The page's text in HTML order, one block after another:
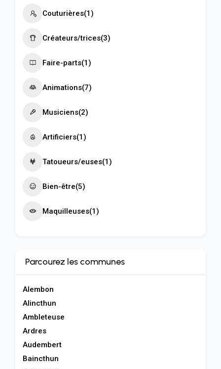
Couturières(1)
Créateurs/trices(3)
Faire-parts(1)
Animations(7)
Musiciens(2)
Artificiers(1)
Tatoueurs/euses(1)
Bien-être(5)
Maquilleuses(1)
Parcourez les communes
Alembon
Alincthun
Ambleteuse
Ardres
Audembert
Baincthun